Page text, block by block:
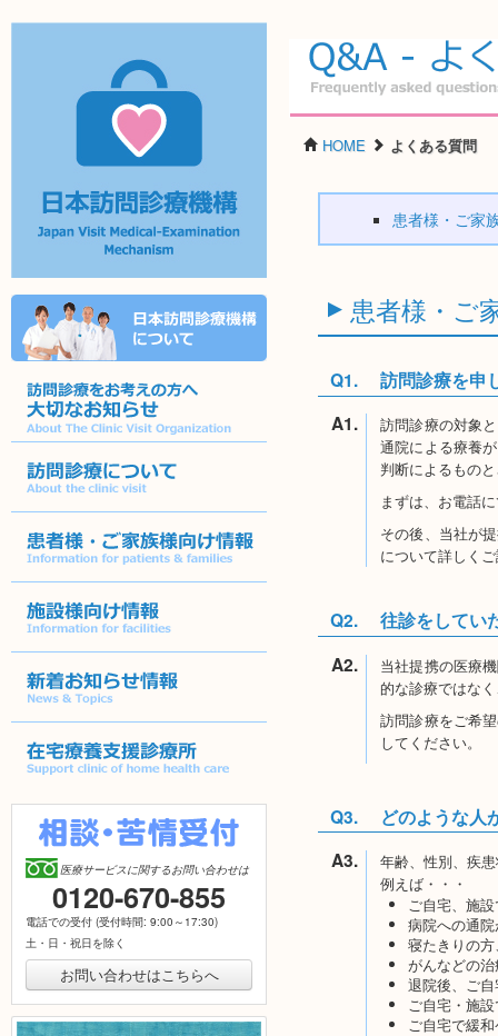
日本訪問診療機
構
在宅療養支援診療所
相談・苦情受付
[フ
リ
ー
ダ
イ
ヤ
ル]
医療サービスに関するお問い合わせは
0120-670-855
電話での受付 (受付時間: 9:00～17:30)
土・日・祝日を除く
お問い合わせはこちらへ
よくある質問
HOME よくある質問
患者様・ご家
▼ 患者様・ご
Q1.
訪問診療を申
A1.
訪問診療の対象
通院による療養
判断によるもの
まずは、お電話
その後、当社が
について詳しく
Q2.
往診をしてい
A2.
当社提携の医療
的な診療ではな
訪問診療をご希
してください。
Q3.
どのような人
A3.
年齢、性別、疾
例えば・・・
ご自宅、施
病院への通
寝たきりの
がんなどの
退院後、ご
ご自宅・施
ご自宅で緩